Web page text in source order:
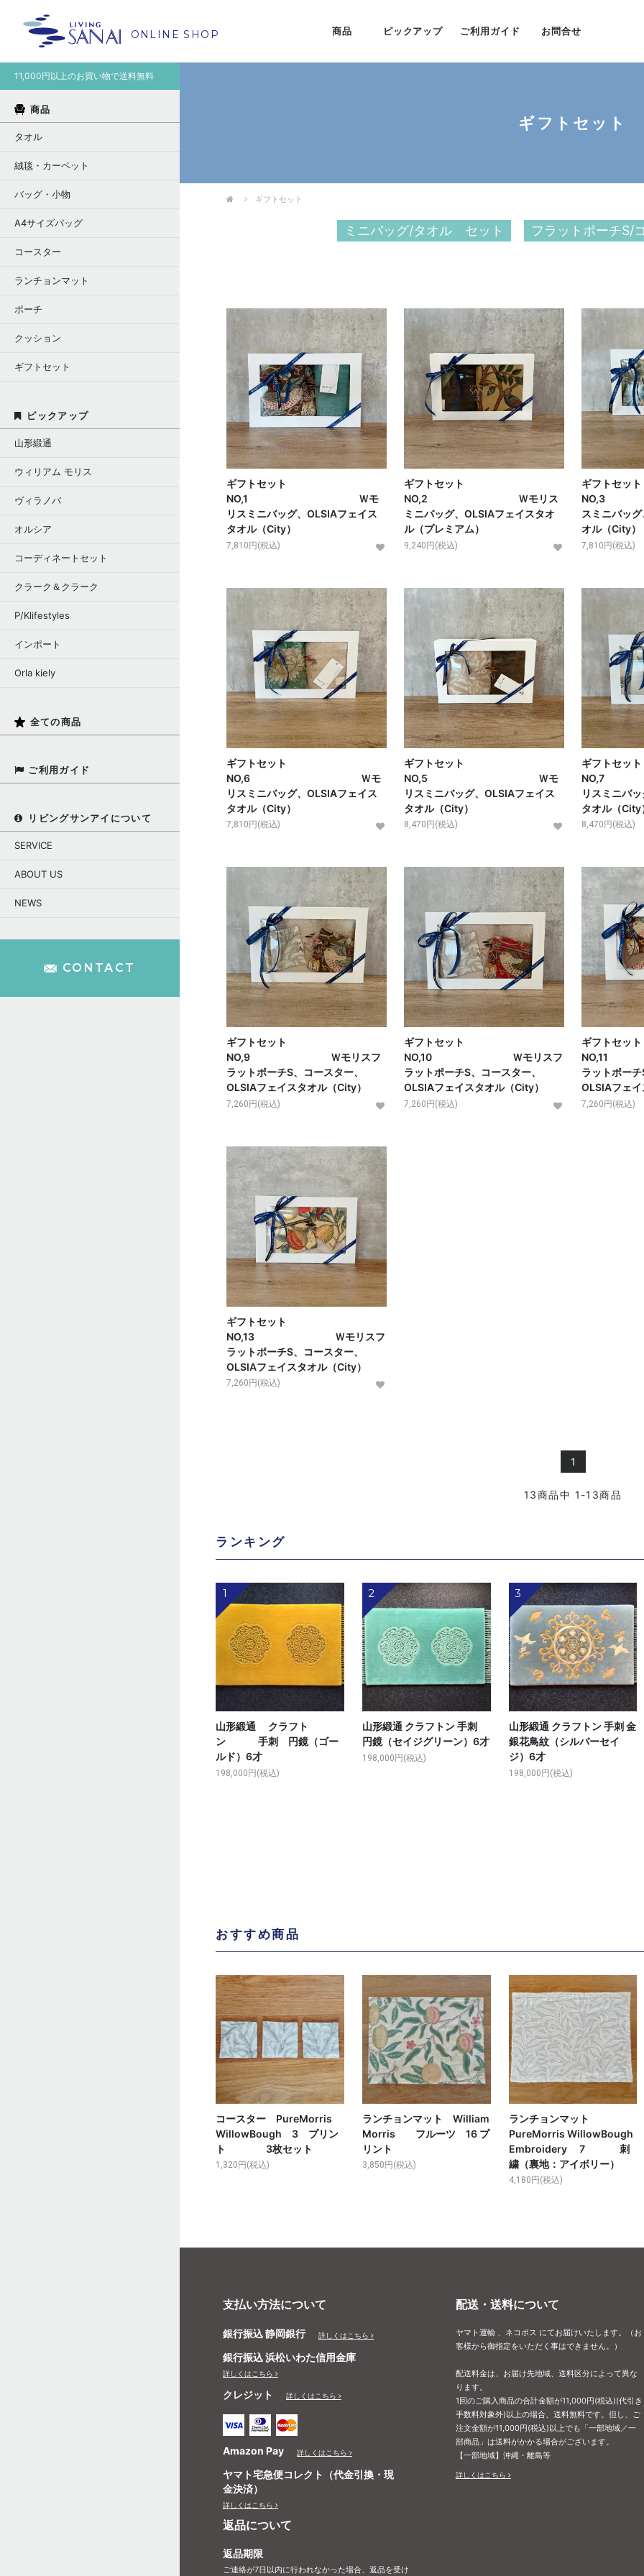
ONLINE SHOP 商品 ピックアップ ご利用ガイド お問合せ
11,000円以上のお買い物で送料無料
商品
タオル
絨毯・カーペット
バッグ・小物
A4サイズバッグ
コースター
ランチョンマット
ポーチ
クッション
ギフトセット
ピックアップ
山形緞通
ウィリアム モリス
ヴィラノバ
オルシア
コーディネートセット
クラーク＆クラーク
P/Klifestyles
インポート
Orla kiely
全ての商品
ご利用ガイド
リビングサンアイについて
SERVICE
ABOUT US
NEWS
CONTACT
ギフトセット
ギフトセット
ミニバッグ/タオル セット フラットポーチS/
ギフトセット
NO,1 Ｗモ
リスミニバッグ、OLSIAフェイス
タオル（City）
7,810円(税込)
ギフトセット
NO,2 Ｗモリス
ミニバッグ、OLSIAフェイスタオ
ル（プレミアム）
9,240円(税込)
ギフトセッ
スミニバッ
オル（City）
7,810円(税込)
ギフトセット
NO,6 Ｗモ
リスミニバッグ、OLSIAフェイス
タオル（City）
7,810円(税込)
ギフトセット
NO,5 Ｗモ
リスミニバッグ、OLSIAフェイス
タオル（City）
8,470円(税込)
ギフトセット
リスミニバ
タオル（City
8,470円(税込)
ギフトセット
NO,9 Ｗモリスフ
ラットポーチS、コースター、
OLSIAフェイスタオル（City）
7,260円(税込)
ギフトセット
NO,10 Ｗモリスフ
ラットポーチS、コースター、
OLSIAフェイスタオル（City）
7,260円(税込)
ギフトセット
NO,11
ラットポー
OLSIAフェ
7,260円(税込)
ギフトセット
NO,13 Ｗモリスフ
ラットポーチS、コースター、
OLSIAフェイスタオル（City）
7,260円(税込)
1
13商品中 1-13商品
ランキング
1
山形緞通 クラフト
ン 手刺 円鏡（ゴー
ルド）6才
198,000円(税込)
2
山形緞通 クラフトン 手刺
円鏡（セイジグリーン）6才
198,000円(税込)
3
山形緞通 クラフトン 手刺 金
銀花鳥紋（シルバーセイ
ジ）6才
198,000円(税込)
おすすめ商品
コースター PureMorris
WillowBough 3 プリン
ト 3枚セット
1,320円(税込)
ランチョンマット William
Morris フルーツ 16 プ
リント
3,850円(税込)
ランチョンマット
PureMorris WillowBough
Embroidery 7 刺
繍（裏地：アイボリー）
4,180円(税込)
支払い方法について
銀行振込 静岡銀行 詳しくはこちら
銀行振込 浜松いわた信用金庫
詳しくはこちら
クレジット 詳しくはこちら
Amazon Pay 詳しくはこちら
ヤマト宅急便コレクト（代金引換・現
金決済）
詳しくはこちら
返品について
返品期限
ご連絡が7日以内に行われなかった場合、返品を受け
配送・送料について
ヤマト運輸 、ネコポス にてお届けいたします。（お
客様から御指定をいただく事はできません。）
配送料金は、お届け先地域、送料区分によって異な
ります。
1回のご購入商品の合計金額が11,000円(税込)(代引き
手数料対象外)以上の場合、送料無料です。但し、ご
注文金額が11,000円(税込)以上でも「一部地域／一
部商品」は送料がかかる場合がございます。
【一部地域】沖縄・離島等
詳しくはこちら